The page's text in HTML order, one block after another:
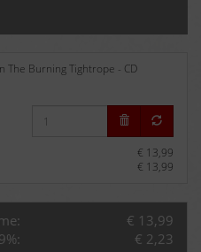
The Burning Tightrope - CD
€ 13,99
€ 13,99
€ 13,99
€ 2,23